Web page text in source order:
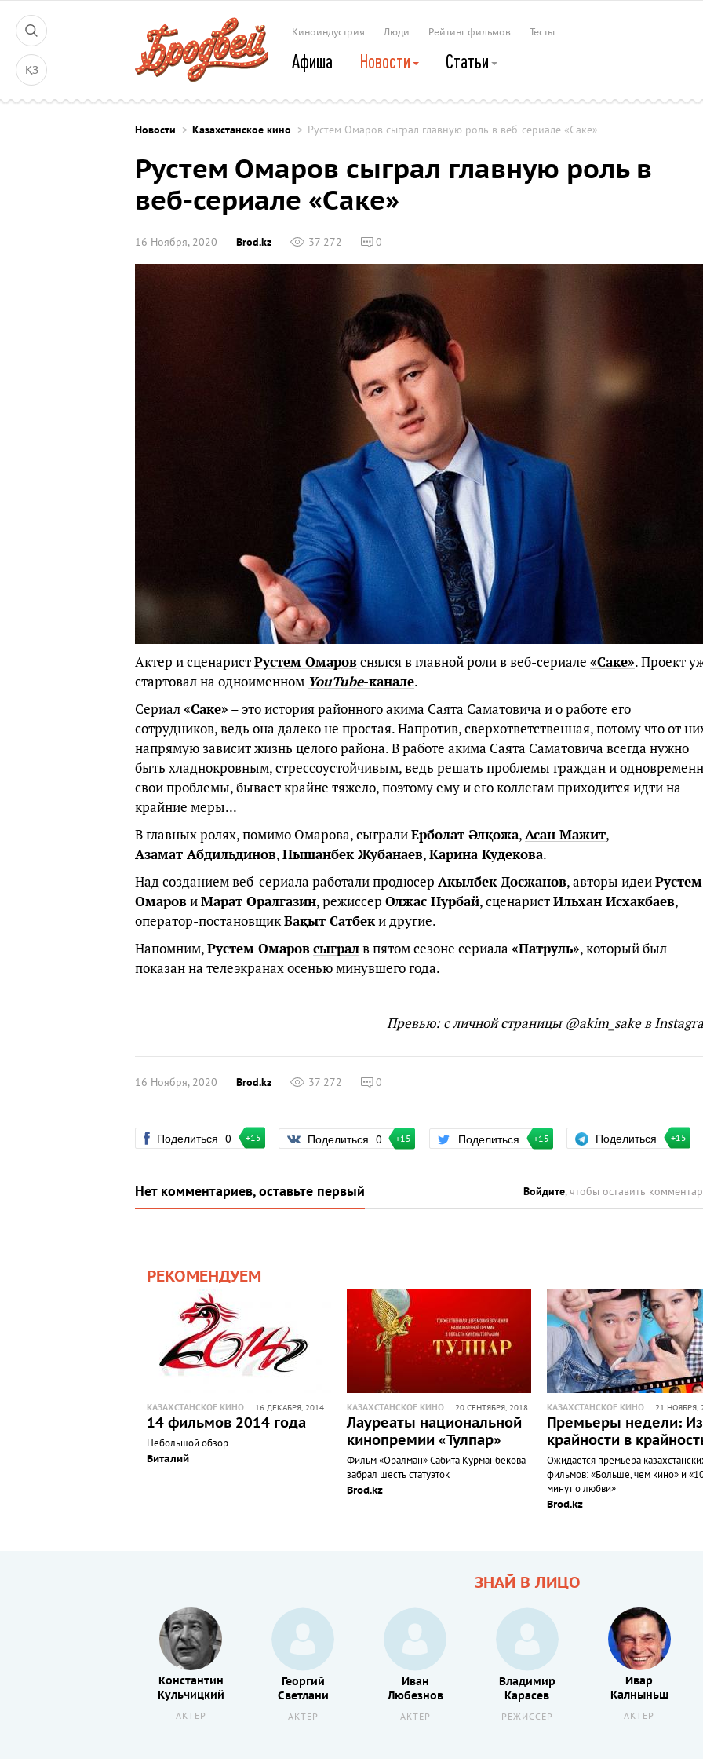
ҚЗ
Киноиндустрия Люди Рейтинг фильмов Тесты
Афиша Новости Статьи
Новости Казахстанское кино Рустем Омаров сыграл главную роль в веб-сериале «Саке»
Рустем Омаров сыграл главную роль в
веб-сериале «Саке»
16 Ноября, 2020 Brod.kz 37 272 0
Актер и сценаристРустем Омаровснялся в главной роли в веб-сериале «Саке». Проект
стартовал на одноименном YouTube-канале.
Сериал«Саке» – это история районного акима Саята Саматовича и о работе его
сотрудников, ведь она далеко не простая. Напротив, сверхответственная, потому что от
напрямую зависит жизнь целого района. В работе акима Саята Саматовича всегда нужно
быть хладнокровным, стрессоустойчивым, ведь решать проблемы граждан и
свои проблемы, бывает крайне тяжело, поэтому ему и его коллегам приходится идти на
крайние меры...
В главных ролях, помимо Омарова, сыгралиЕрболат Әлқожа,Асан Мажит,
Азамат Абдильдинов,Нышанбек Жубанаев,Карина Кудекова.
Над созданием веб-сериала работали продюсер Акылбек Досжанов, авторы идеиРустем
ОмаровиМарат Оралгазин, режиссер Олжас Нурбай, сценаристИльхан Исхакбаев,
оператор-постановщикБақыт Сатбеки другие.
Напомним,Рустем Омаровсыгралв пятом сезоне сериала «Патруль», который был
показан на телеэкранах осенью минувшего года.
Превью: с личной страницы @akim_sake в
16 Ноября, 2020 Brod.kz 37 272 0
Поделиться 0 +15 Поделиться 0 +15 Поделиться +15 Поделиться +15
Нет комментариев, оставьте первый Войдите, чтобы оставить
РЕКОМЕНДУЕМ
КАЗАХСТАНСКОЕ КИНО 16 ДЕКАБРЯ, 2014
14 фильмов 2014 года
Небольшой обзор
Виталий
КАЗАХСТАНСКОЕ КИНО 20 СЕНТЯБРЯ, 2018
Лауреаты национальной
кинопремии «Тулпар»
Фильм «Оралман» Сабита Курманбекова
забрал шесть статуэток
Brod.kz
КАЗАХСТАНСКОЕ КИНО 21 НОЯБРЯ,
Премьеры недели: Из
крайности в
Ожидается премьера
фильмов: «Больше, чем кино» и
минут о любви»
Brod.kz
ЗНАЙ В ЛИЦО
Константин
Кульчицкий
АКТЕР
Георгий
Светлани
АКТЕР
Иван
Любезнов
АКТЕР
Владимир
Карасев
РЕЖИССЕР
Ивар
Калныньш
АКТЕР